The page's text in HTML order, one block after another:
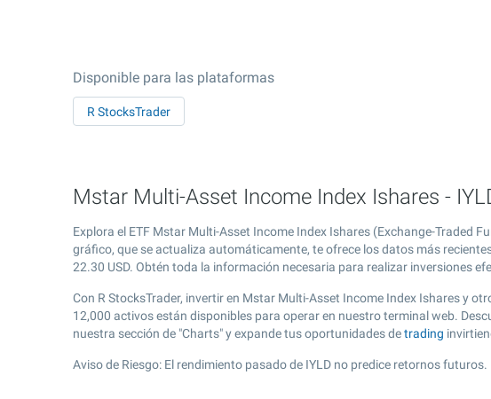
Disponible para las plataformas
R StocksTrader
Mstar Multi-Asset Income Index Ishares -
Explora el ETF Mstar Multi-Asset Income Index Ishares (Exchange-Traded
gráfico, que se actualiza automáticamente, te ofrece los datos más
22.30 USD. Obtén toda la información necesaria para realizar inversiones
Con R StocksTrader, invertir en Mstar Multi-Asset Income Index Ishares y
12,000 activos están disponibles para operar en nuestro terminal web.
nuestra sección de "Charts" y expande tus oportunidades detrading
Aviso de Riesgo: El rendimiento pasado de IYLD no predice retornos futuros.